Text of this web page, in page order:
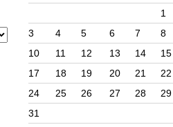
1
3
4 5 6 7 8
10
11 12 13 14 15
17
18 19 20 21 22
24
25 26 27 28 29
31